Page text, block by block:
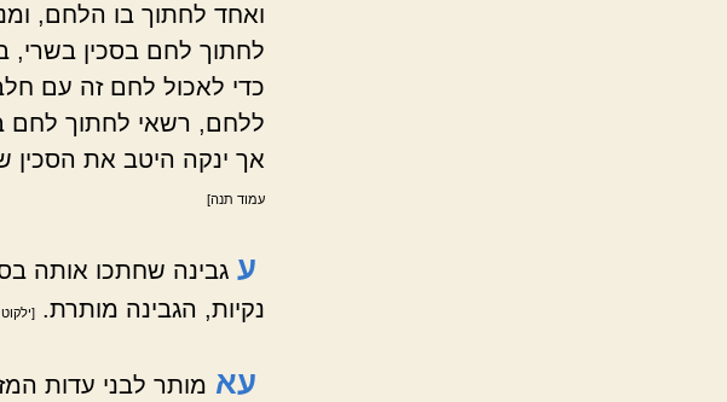
ואחד לחתוך בו הלחם,
לחתוך לחם בסכין בשרי,
כדי לאכול לחם זה עם
ללחם, רשאי לחתוך לחם
אך ינקה היטב את הסכין
עמוד תנה]
ע גבינה שחתכו אותה
נקיות, הגבינה מותרת.
עא מותר לבני עדות